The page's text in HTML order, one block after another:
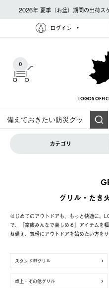
2026年 夏季（お盆）期間の出荷ス
ログイン
0
LOGOS
カテゴリ
グリル・たき
はじめてのアウトドアも、もっと快適に。
で、「家族みんなで楽しめる」アイテムを
ね備え、気軽にアウトドアを始めたい方をサ
スタンド型グリル
卓上・その他グリル